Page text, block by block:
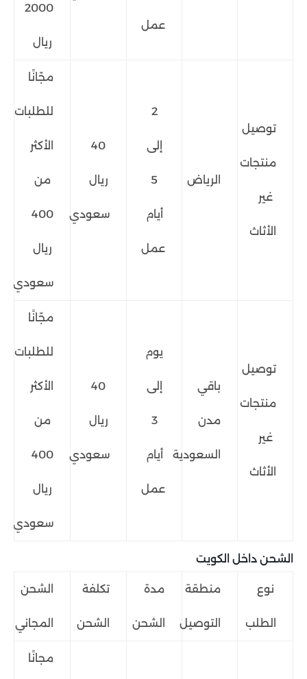
عمل
2000
ريال
توصيل
منتجات
غير
الأثاث
الرياض
2
إلى
5
أيام
عمل
40
ريال
سعودي
مجّانًا
للطلبات
الأكثر
من
400
ريال
سعودي
توصيل
منتجات
غير
الأثاث
باقي
مدن
السعودية
يوم
إلى
3
أيام
عمل
40
ريال
سعودي
مجّانًا
للطلبات
الأكثر
من
400
ريال
سعودي
الشحن داخل الكويت
نوع
الطلب
منطقة
التوصيل
مدة
الشحن
تكلفة
الشحن
الشحن
المجاني
مجانًا